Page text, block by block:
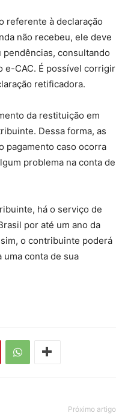
referente à declaração
não recebeu, ele deve
consultando
e-CAC. É possível corrigir
retificadora.
da restituição em
Dessa forma, as
pagamento caso ocorra
problema na conta de
há o serviço de
por até um ano da
o contribuinte poderá
conta de sua
Próximo artigo